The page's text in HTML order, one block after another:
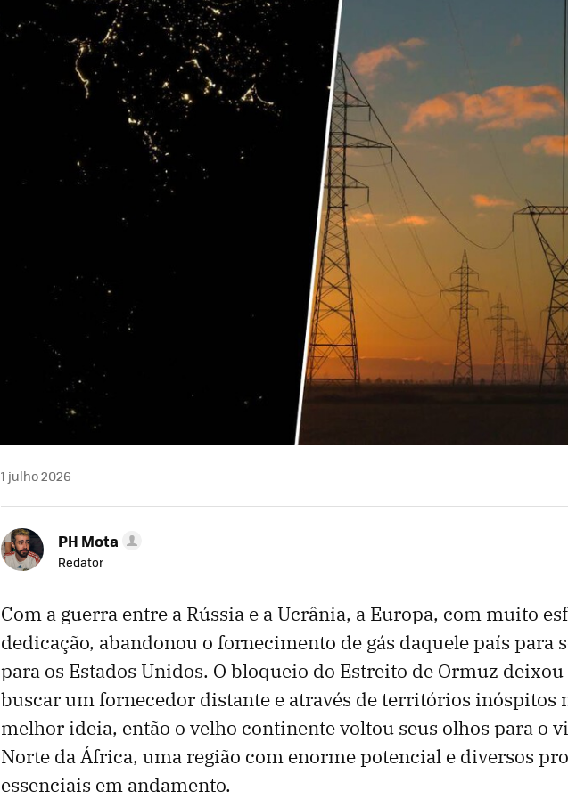
1 julho 2026
PH Mota
Redator
Com a guerra entre a Rússia e a Ucrânia, a Europa, com muito
dedicação, abandonou o fornecimento de gás daquele país para
para os Estados Unidos. O bloqueio do Estreito de Ormuz
buscar um fornecedor distante e através de territórios inóspitos
melhor ideia, então o velho continente voltou seus olhos para o
Norte da África, uma região com enorme potencial e diversos
essenciais em andamento.